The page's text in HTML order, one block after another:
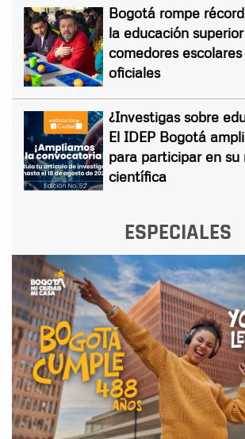
Bogotá rompe
la educación
comedores
oficiales
¿Investigas sobre
El IDEP Bogotá
para participar en su
científica
ESPECIALES